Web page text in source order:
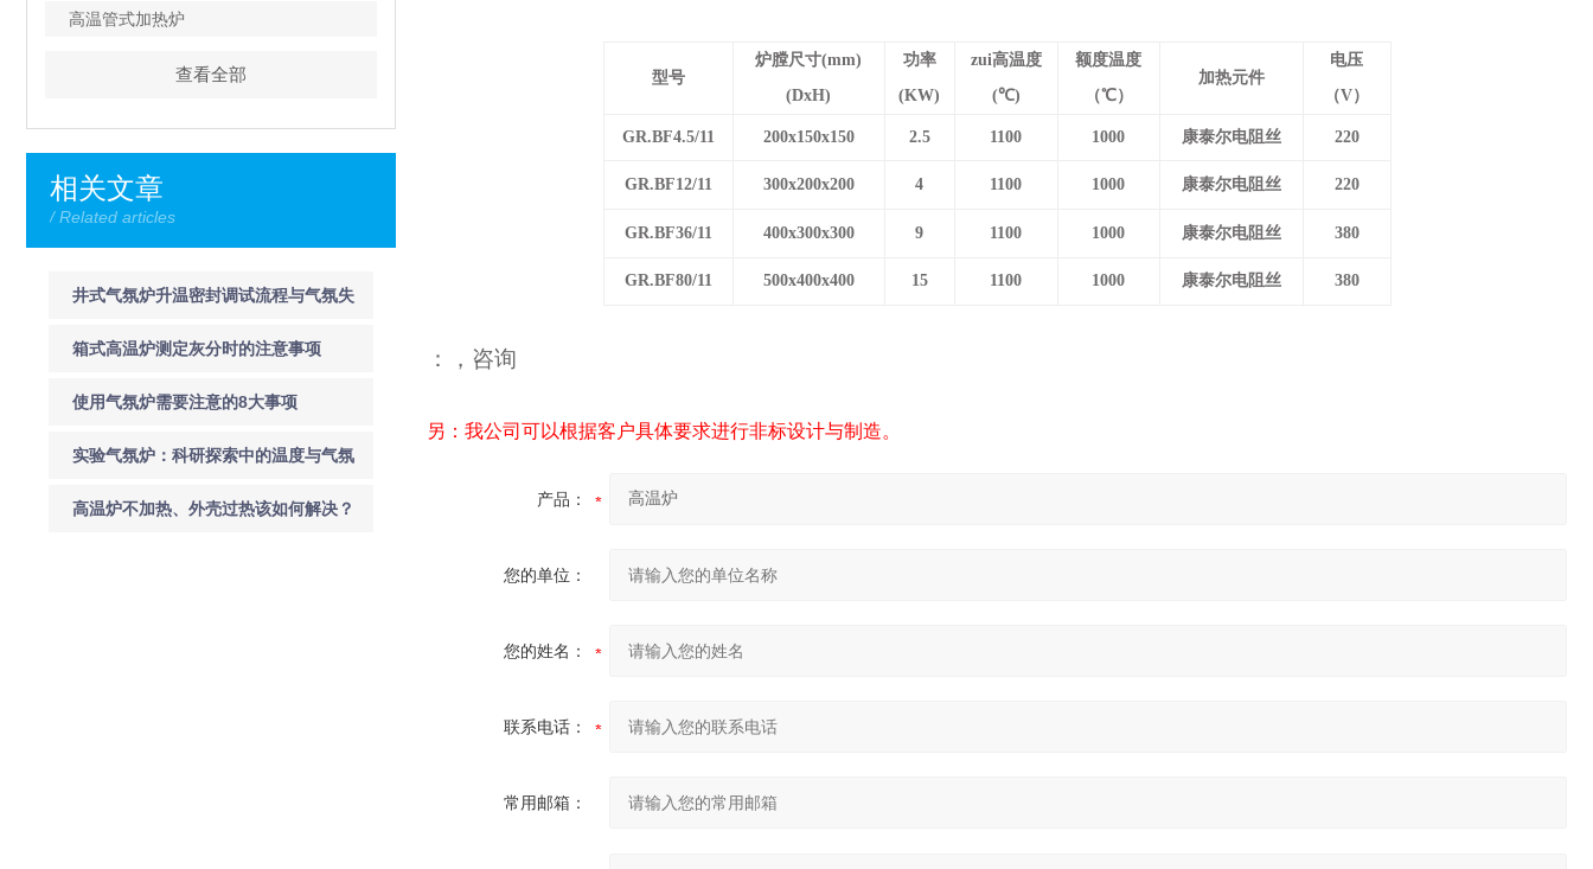
高温管式加热炉
查看全部
相关文章
/ Related articles
井式气氛炉升温密封调试流程与气氛失
衡故障检修方案
箱式高温炉测定灰分时的注意事项
使用气氛炉需要注意的8大事项
实验气氛炉：科研探索中的温度与气氛
调控核心
高温炉不加热、外壳过热该如何解决？
型号
炉膛尺寸(mm)
(DxH)
功率
(KW)
zui高温度
(℃)
额度温度
（℃）
加热元件
电压
（V）
GR.BF4.5/11 200x150x150 2.5 1100 1000 康泰尔电阻丝 220
GR.BF12/11 300x200x200 4 1100 1000 康泰尔电阻丝 220
GR.BF36/11 400x300x300 9 1100 1000 康泰尔电阻丝 380
GR.BF80/11 500x400x400 15 1100 1000 康泰尔电阻丝 380
： ，咨询
另：我公司可以根据客户具体要求进行非标设计与制造。
产品：
您的单位：
您的姓名：
联系电话：
常用邮箱：